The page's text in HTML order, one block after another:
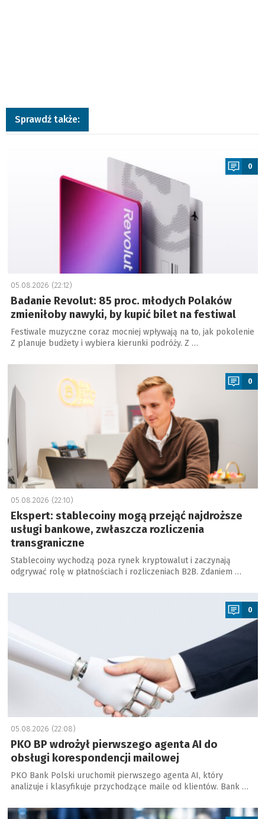
Sprawdź także:
0
05.08.2026 (22:12)
Badanie Revolut: 85 proc. młodych Polaków
zmieniłoby nawyki, by kupić bilet na festiwal
Festiwale muzyczne coraz mocniej wpływają na to, jak pokolenie
Z planuje budżety i wybiera kierunki podróży. Z …
a
0
05.08.2026 (22:10)
Ekspert: stablecoiny mogą przejąć najdroższe
usługi bankowe, zwłaszcza rozliczenia
transgraniczne
Stablecoiny wychodzą poza rynek kryptowalut i zaczynają
odgrywać rolę w płatnościach i rozliczeniach B2B. Zdaniem …
a
0
05.08.2026 (22:08)
PKO BP wdrożył pierwszego agenta AI do
obsługi korespondencji mailowej
PKO Bank Polski uruchomił pierwszego agenta AI, który
analizuje i klasyfikuje przychodzące maile od klientów. Bank …
a